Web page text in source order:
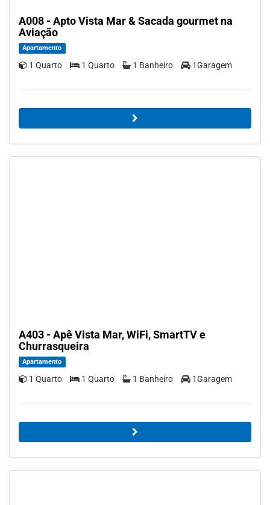
A008 - Apto Vista Mar & Sacada gourmet na
Aviação
Apartamento
1 Quarto 1 Quarto 1 Banheiro 1Garagem
A403 - Apê Vista Mar, WiFi, SmartTV e
Churrasqueira
Apartamento
1 Quarto 1 Quarto 1 Banheiro 1Garagem